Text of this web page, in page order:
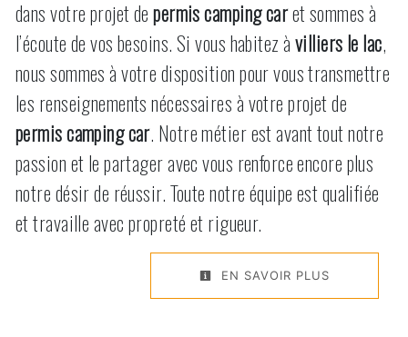
dans votre projet depermis camping caret sommes à
l’écoute de vos besoins. Si vous habitez àvilliers le lac,
nous sommes à votre disposition pour vous transmettre
les renseignements nécessaires à votre projet de
permis camping car. Notre métier est avant tout notre
passion et le partager avec vous renforce encore plus
notre désir de réussir. Toute notre équipe est qualifiée
et travaille avec propreté et rigueur.
EN SAVOIR PLUS